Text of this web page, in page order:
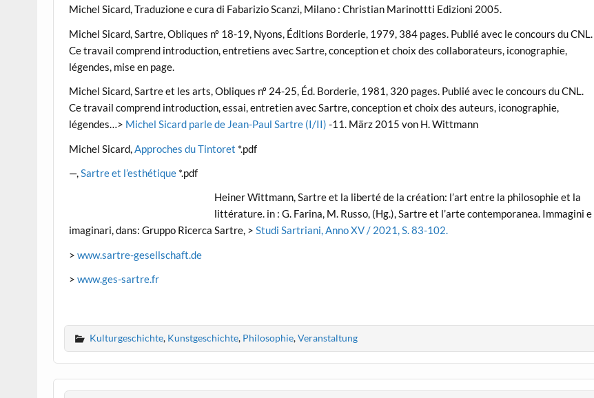
Michel Sicard, Traduzione e cura di Fabarizio Scanzi, Milano : Christian Marinottti Edizioni 2005.
Michel Sicard, Sartre, Obliques nº 18-19, Nyons, Éditions Borderie, 1979, 384 pages. Publié avec le concours du CNL.
Ce travail comprend introduction, entretiens avec Sartre, conception et choix des collaborateurs, iconographie,
légendes, mise en page.
Michel Sicard, Sartre et les arts, Obliques nº 24-25, Éd. Borderie, 1981, 320 pages. Publié avec le concours du CNL.
Ce travail comprend introduction, essai, entretien avec Sartre, conception et choix des auteurs, iconographie,
légendes…> Michel Sicard parle de Jean-Paul Sartre (I/II) -11. März 2015 von H. Wittmann
Michel Sicard,Approches du Tintoret *.pdf
—,Sartre et l’esthétique *.pdf
Heiner Wittmann, Sartre et la liberté de la création: l’art entre la philosophie et la
littérature. in : G. Farina, M. Russo, (Hg.), Sartre et l’arte contemporanea. Immagini e
imaginari, dans: Gruppo Ricerca Sartre, >Studi Sartriani, Anno XV / 2021, S. 83-102.
>www.sartre-gesellschaft.de
>www.ges-sartre.fr
Kulturgeschichte, Kunstgeschichte, Philosophie,Veranstaltung